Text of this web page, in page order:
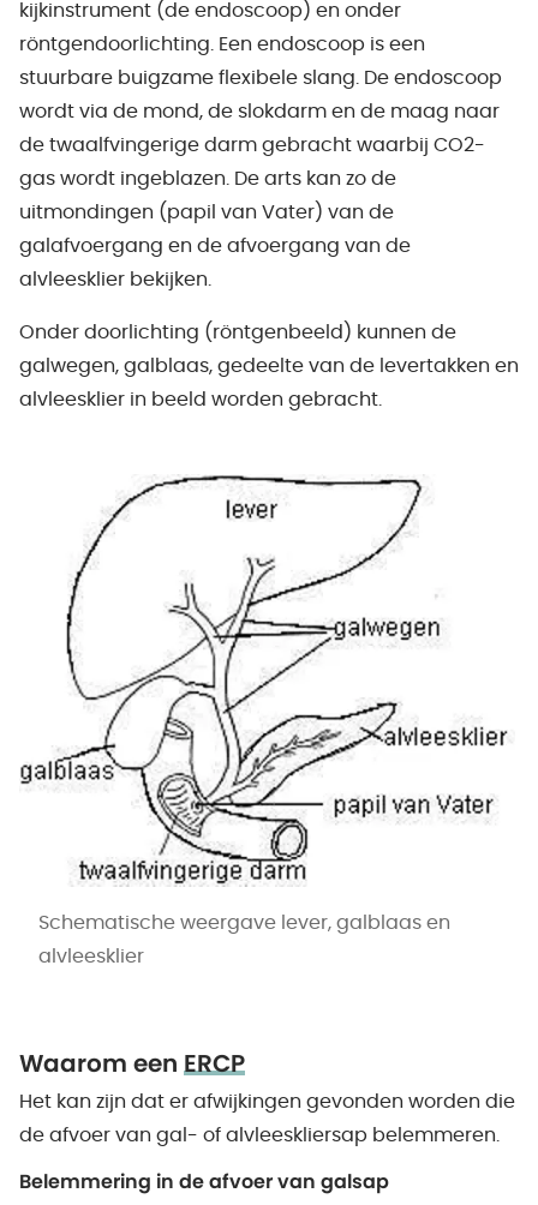
kijkinstrument (de endoscoop) en onder
röntgendoorlichting. Een endoscoop is een
stuurbare buigzame flexibele slang. De endoscoop
wordt via de mond, de slokdarm en de maag naar
de twaalfvingerige darm gebracht waarbij CO2-
gas wordt ingeblazen. De arts kan zo de
uitmondingen (papil van Vater) van de
galafvoergang en de afvoergang van de
alvleesklier bekijken.
Onder doorlichting (röntgenbeeld) kunnen de
galwegen, galblaas, gedeelte van de levertakken en
alvleesklier in beeld worden gebracht.
Schematische weergave lever, galblaas en
alvleesklier
Waarom een ERCP
Het kan zijn dat er afwijkingen gevonden worden die
de afvoer van gal- of alvleeskliersap belemmeren.
Belemmering in de afvoer van galsap